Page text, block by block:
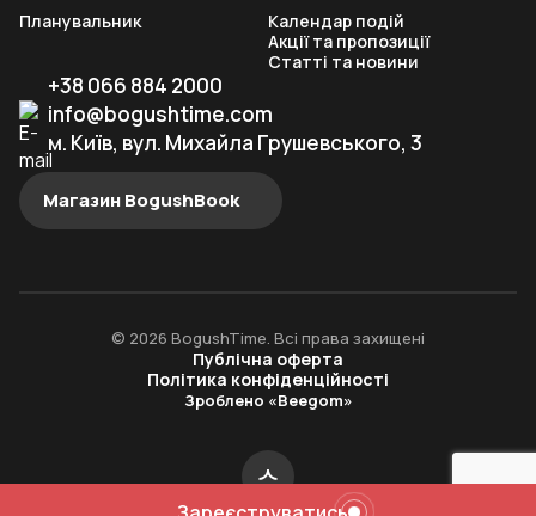
Планувальник
Календар подій
Акції та пропозиції
Статті та новини
+38 066 884 2000
info@bogushtime.com
м. Київ, вул. Михайла Грушевського, 3
Магазин BogushBook
© 2026 BogushTime. Всі права захищені
Публічна оферта
Політика конфіденційності
Зроблено «Beegom»